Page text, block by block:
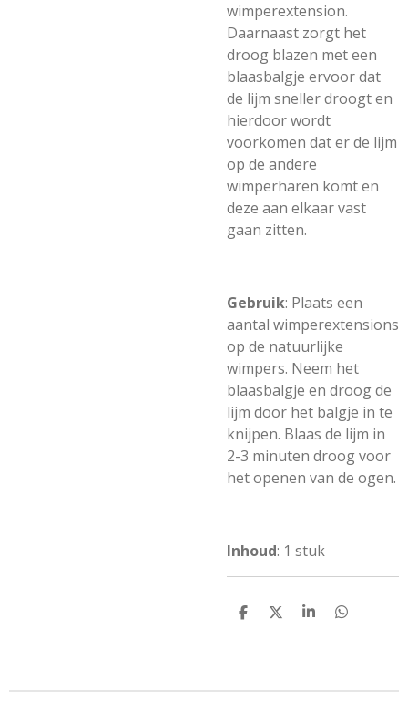
wimperextension.
Daarnaast zorgt het
droog blazen met een
blaasbalgje ervoor dat
de lijm sneller droogt en
hierdoor wordt
voorkomen dat er de lijm
op de andere
wimperharen komt en
deze aan elkaar vast
gaan zitten.
Gebruik: Plaats een
aantal wimperextensions
op de natuurlijke
wimpers. Neem het
blaasbalgje en droog de
lijm door het balgje in te
knijpen. Blaas de lijm in
2-3 minuten droog voor
het openen van de ogen.
Inhoud: 1 stuk
D
D
S
D